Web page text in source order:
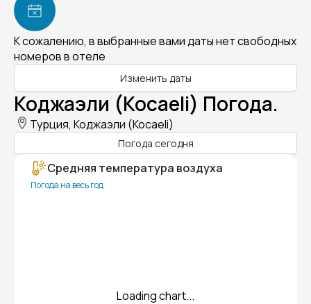
К сожалению, в выбранные вами даты нет свободных
номеров в отеле
Изменить даты
Коджаэли (Kocaeli) Погода.
Турция, Коджаэли (Kocaeli)
Погода сегодня
Средняя температура воздуха
Погода на весь год
Loading chart...